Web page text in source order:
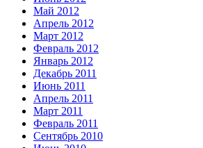
Май 2012
Апрель 2012
Март 2012
Февраль 2012
Январь 2012
Декабрь 2011
Июнь 2011
Апрель 2011
Март 2011
Февраль 2011
Сентябрь 2010